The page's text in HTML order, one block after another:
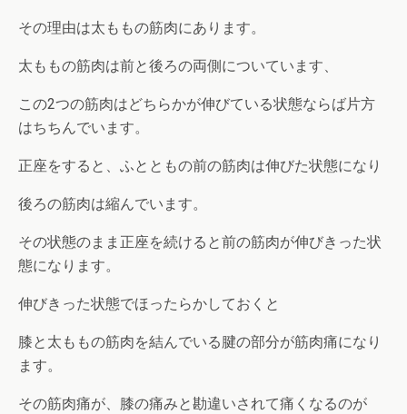
その理由は太ももの筋肉にあります。
太ももの筋肉は前と後ろの両側についています、
この2つの筋肉はどちらかが伸びている状態ならば片方
はちちんでいます。
正座をすると、ふとともの前の筋肉は伸びた状態になり
後ろの筋肉は縮んでいます。
その状態のまま正座を続けると前の筋肉が伸びきった状
態になります。
伸びきった状態でほったらかしておくと
膝と太ももの筋肉を結んでいる腱の部分が筋肉痛になり
ます。
その筋肉痛が、膝の痛みと勘違いされて痛くなるのが